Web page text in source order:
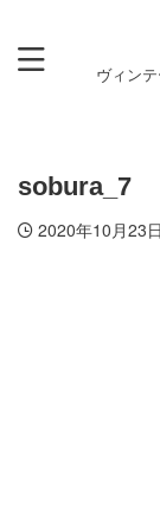
ヴィン
sobura_7
2020年10月23日